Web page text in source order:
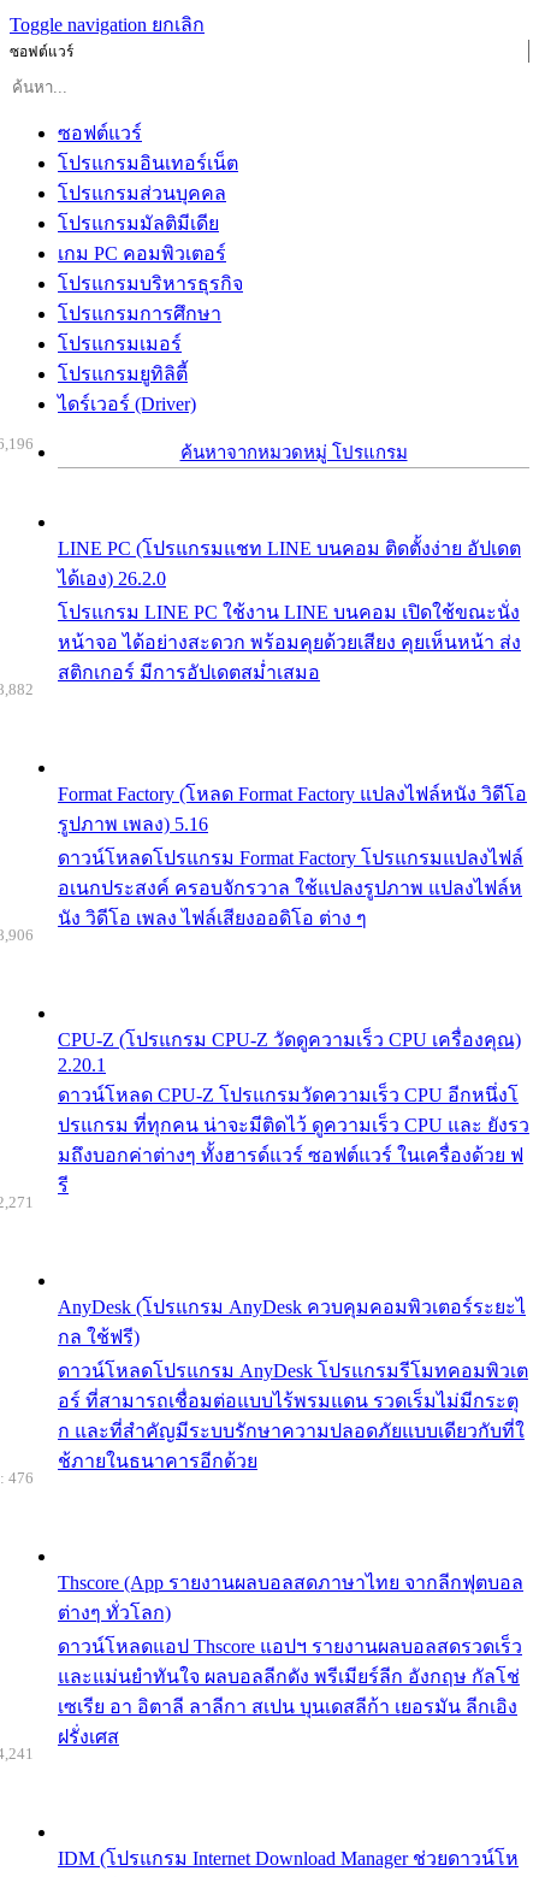
Toggle navigation ยกเลิก
ซอฟต์แวร์
ซอฟต์แวร์
โปรแกรมอินเทอร์เน็ต
โปรแกรมส่วนบุคคล
โปรแกรมมัลติมีเดีย
เกม PC คอมพิวเตอร์
โปรแกรมบริหารธุรกิจ
โปรแกรมการศึกษา
โปรแกรมเมอร์
โปรแกรมยูทิลิตี้
ไดร์เวอร์ (Driver)
ค้นหาจากหมวดหมู่ โปรแกรม
LINE PC (โปรแกรมแชท LINE บนคอม ติดตั้งง่าย อัปเดต
ได้เอง) 26.2.0
โปรแกรม LINE PC ใช้งาน LINE บนคอม เปิดใช้ขณะนั่ง
หน้าจอ ได้อย่างสะดวก พร้อมคุยด้วยเสียง คุยเห็นหน้า ส่ง
สติกเกอร์ มีการอัปเดตสม่ำเสมอ
Format Factory (โหลด Format Factory แปลงไฟล์หนัง วิดีโอ
รูปภาพ เพลง) 5.16
ดาวน์โหลดโปรแกรม Format Factory โปรแกรมแปลงไฟล์
อเนกประสงค์ ครอบจักรวาล ใช้แปลงรูปภาพ แปลงไฟล์ห
นัง วิดีโอ เพลง ไฟล์เสียงออดิโอ ต่าง ๆ
CPU-Z (โปรแกรม CPU-Z วัดดูความเร็ว CPU เครื่องคุณ)
2.20.1
ดาวน์โหลด CPU-Z โปรแกรมวัดความเร็ว CPU อีกหนึ่งโ
ปรแกรม ที่ทุกคน น่าจะมีติดไว้ ดูความเร็ว CPU และ ยังรว
มถึงบอกค่าต่างๆ ทั้งฮารด์แวร์ ซอฟต์แวร์ ในเครื่องด้วย ฟ
รี
AnyDesk (โปรแกรม AnyDesk ควบคุมคอมพิวเตอร์ระยะไ
กล ใช้ฟรี)
ดาวน์โหลดโปรแกรม AnyDesk โปรแกรมรีโมทคอมพิวเต
อร์ ที่สามารถเชื่อมต่อแบบไร้พรมแดน รวดเร็มไม่มีกระตุ
ก และที่สำคัญมีระบบรักษาความปลอดภัยแบบเดียวกับที่ใ
ช้ภายในธนาคารอีกด้วย
Thscore (App รายงานผลบอลสดภาษาไทย จากลีกฟุตบอล
ต่างๆ ทั่วโลก)
ดาวน์โหลดแอป Thscore แอปฯ รายงานผลบอลสดรวดเร็ว
และแม่นยำทันใจ ผลบอลลีกดัง พรีเมียร์ลีก อังกฤษ กัลโช่
เซเรีย อา อิตาลี ลาลีกา สเปน บุนเดสลีก้า เยอรมัน ลีกเอิง
ฝรั่งเศส
476
IDM (โปรแกรม Internet Download Manager ช่วยดาวน์โห